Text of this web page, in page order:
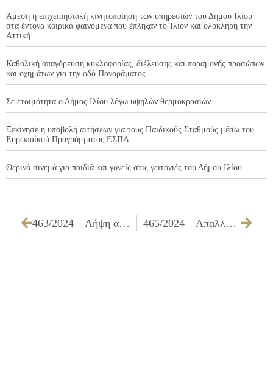
Άμεση η επιχειρησιακή κινητοποίηση των υπηρεσιών του Δήμου Ιλίου
στα έντονα καιρικά φαινόμενα που έπληξαν το Ίλιον και ολόκληρη την
Αττική
Καθολική απαγόρευση κυκλοφορίας, διέλευσης και παραμονής προσώπων
και οχημάτων για την οδό Πανοράματος
Σε ετοιμότητα ο Δήμος Ιλίου λόγω υψηλών θερμοκρασιών
Ξεκίνησε η υποβολή αιτήσεων για τους Παιδικούς Σταθμούς μέσω του
Ευρωπαϊκού Προγράμματος ΕΣΠΑ
Θερινό σινεμά για παιδιά και γονείς στις γειτονιές του Δήμου Ιλίου
463/2024 – Λήψη απόφασης περί ακύρωσης της υπ’ αριθμ. 309/19.09.2024 Απόφασης της Δημοτικής Επιτροπής που αφορά την «Προμήθεια οικοδομικών υλικών – υλικών σιδήρου – χρωμάτων για τις ανάγκες του Δήμου» (ομάδα γ), σύμφωνα με την υπ’ αριθμ. 1707/2024 Απόφαση του 7ου κλιμακίου της Ε.Α.ΔΗ.ΣΥ 465/2024 – Απαλλαγή υπολόγου του υπ’ αριθμ. 1763/2024 χρηματικού εντάλματος προπληρωμής για την δαπάνη πληρωμής τέλους ανταποδοτικού υπέρ ΤΕΕ για οποιαδήποτε ενέργεια απαιτείται το ως άνω τέλος (π.χ. άδειες δόμησης, άδειες μικρής κλίμακας οποιασδήποτε αιτίας, κ.α.) και ειδικού λογαριασμού Πόρων Λεσχών Πυροσβεστικού Σώματος»